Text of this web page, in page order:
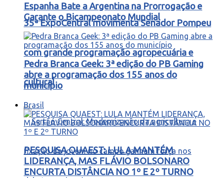
35ª ExpoCentral movimenta Senador Pompeu
com grande programação agropecuária e
cultural
Espanha Bate a Argentina na Prorrogação e
Garante o Bicampeonato Mundial
Pedra Branca Geek: 3ª edição do PB Gaming
abre a programação dos 155 anos do
município
Brasil
PESQUISA QUAEST: LULA MANTÉM
LIDERANÇA, MAS FLÁVIO BOLSONARO
ENCURTA DISTÂNCIA NO 1º E 2º TURNO